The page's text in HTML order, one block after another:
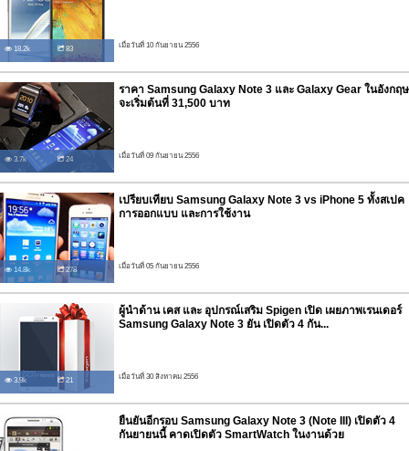
18.2k 83 เมื่อวันที่ 10 กันยายน 2556
3.7k 24
ราคา Samsung Galaxy Note 3 และ Galaxy Gear ในอังกฤษ
จะเริ่มต้นที่ 31,500 บาท
เมื่อวันที่ 09 กันยายน 2556
14.8k 278
เปรียบเทียบ Samsung Galaxy Note 3 vs iPhone 5 ทั้งสเปค
การออกแบบ และการใช้งาน
เมื่อวันที่ 05 กันยายน 2556
3.9k 21
ผู้นำด้าน เคส และ อุปกรณ์เสริม Spigen เปิด เผยภาพเรนเดอร์
Samsung Galaxy Note 3 ยัน เปิดตัว 4 กัน...
เมื่อวันที่ 30 สิงหาคม 2556
ยืนยันอีกรอบ Samsung Galaxy Note 3 (Note III) เปิดตัว 4
กันยายนนี้ คาดเปิดตัว SmartWatch ในงานด้วย